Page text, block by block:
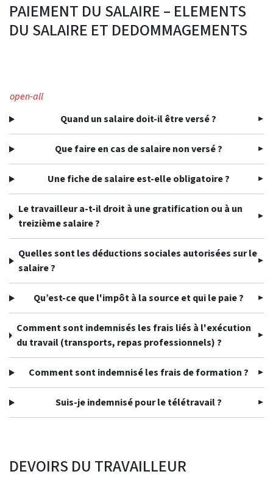
PAIEMENT DU SALAIRE – ELEMENTS
DU SALAIRE ET DEDOMMAGEMENTS
open-all
Quand un salaire doit-il être versé ?
Que faire en cas de salaire non versé ?
Une fiche de salaire est-elle obligatoire ?
Le travailleur a-t-il droit à une gratification ou à un
treizième salaire ?
Quelles sont les déductions sociales autorisées sur le
salaire ?
Qu’est-ce que l'impôt à la source et qui le paie ?
Comment sont indemnisés les frais liés à l'exécution
du travail (transports, repas professionnels) ?
Comment sont indemnisé les frais de formation ?
Suis-je indemnisé pour le télétravail ?
DEVOIRS DU TRAVAILLEUR